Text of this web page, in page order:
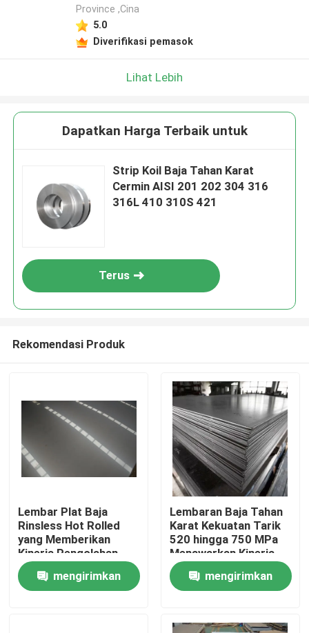
Rumah
Produk
Province ,Cina
5.0
Diverifikasi pemasok
Lihat Lebih
Dapatkan Harga Terbaik untuk
Strip Koil Baja Tahan Karat
Cermin AISI 201 202 304 316
316L 410 310S 421
Terus
Rekomendasi Produk
Lembar Plat Baja
Rinsless Hot Rolled
yang Memberikan
Kinerja Pengolahan
yang Luar Biasa dan
Densitas 7,9 Gcm3
Dirancang untuk
mengirimkan
Lembaran Baja Tahan
Karat Kekuatan Tarik
520 hingga 750 MPa
Menawarkan Kinerja
Pemrosesan yang
Sangat Baik
Direkayasa untuk
dan Industri
mengirimkan